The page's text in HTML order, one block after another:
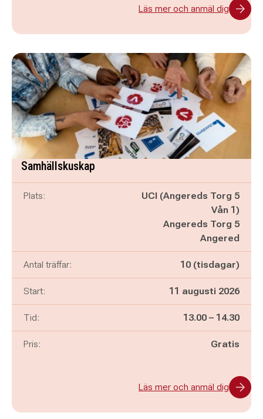
Läs mer och anmäl dig
Samhällskuskap
Plats:
UCI (Angereds Torg 5
Vån 1)
Angereds Torg 5
Angered
Antal träffar: 10 (tisdagar)
Start: 11 augusti 2026
Tid: Pågår mellan
13.00 – och
14.30
Pris: Gratis
Läs mer och anmäl dig